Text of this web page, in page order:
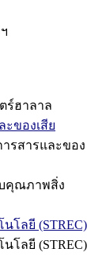
ร์ฮาลาล
ของเสีย
รสารและของ
คุณภาพสิ่ง
โลยี (STREC)
โลยี (STREC)